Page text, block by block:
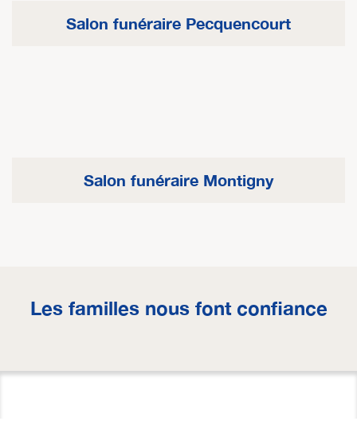
Salon funéraire Pecquencourt
Salon funéraire Montigny
Les familles nous font confiance